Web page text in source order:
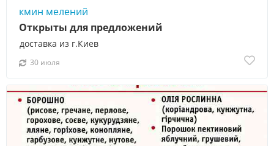
кмин мелений
доставка из г.Киев
Открыты для предложений
30 июля